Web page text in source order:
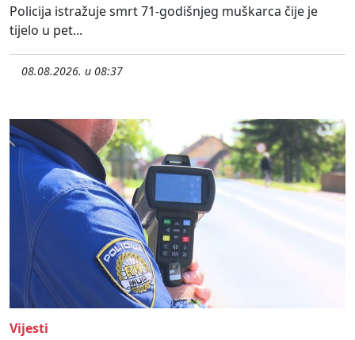
Policija istražuje smrt 71-godišnjeg muškarca čije je
tijelo u pet...
08.08.2026. u 08:37
Vijesti